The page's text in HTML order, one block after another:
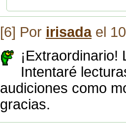
[6] Por irisadael
Intentaré
audiciones como
gracias.